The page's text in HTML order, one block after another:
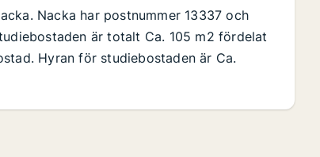
Nacka har postnummer 13337 och
är totalt Ca. 105 m2 fördelat
Hyran för studiebostaden är Ca.